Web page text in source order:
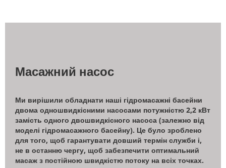
Масажний насос
Ми вирішили обладнати наші гідромасажні басейни
двома одношвидкісними насосами потужністю 2,2 кВт
замість одного двошвидкісного насоса (залежно від
моделі гідромасажного басейну). Це було зроблено
для того, щоб гарантувати довший термін служби і,
не в останню чергу, щоб забезпечити оптимальний
масаж з постійною швидкістю потоку на всіх точках.